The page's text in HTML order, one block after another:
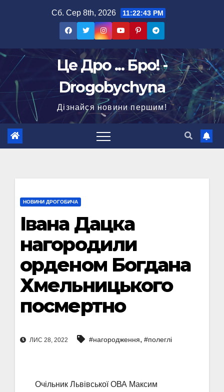
Сб. Сер 8th, 2026 11:22:44 PM
Це Дро ... Бро! -
Drogobychyna
Дізнайся новини першим!
НОВИНИ ДРОГОБИЧА
Івана Дацка
нагородили
орденом Богдана
Хмельницького
посмертно
ЛИС 28, 2022 #нагородження, #полеглі
Очільник Львівської ОВА Максим